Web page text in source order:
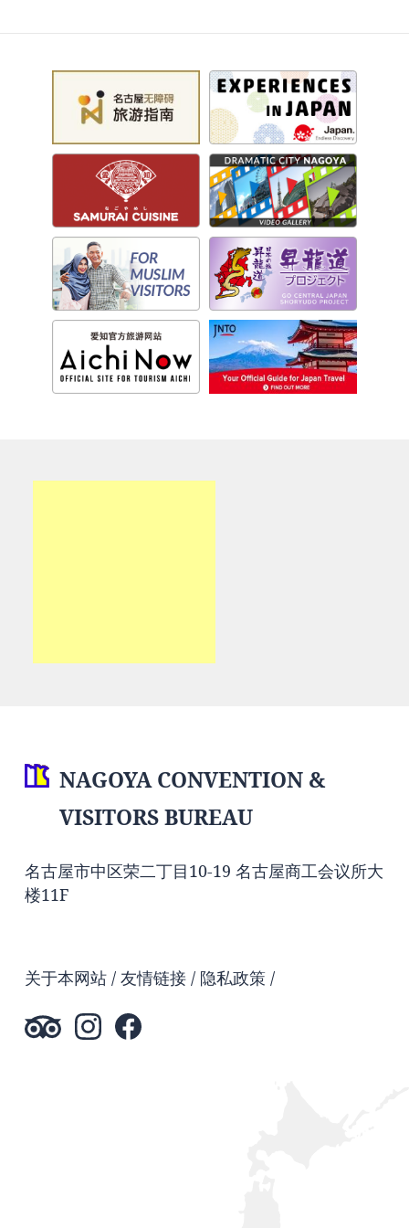
NAGOYA CONVENTION &
VISITORS BUREAU
名古屋市中区荣二丁目10-19 名古屋商工会议所大
楼11F
关于本网站 友情链接 隐私政策